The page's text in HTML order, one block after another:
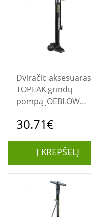
Dviračio aksesuaras
TOPEAK grindų
pompą JOEBLOW
30.71€
Į KREPŠELĮ